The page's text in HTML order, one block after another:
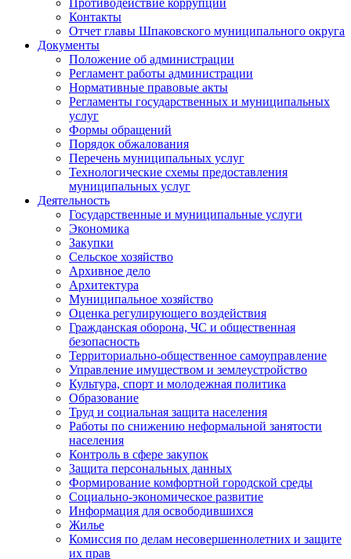
Противодействие коррупции
Контакты
Отчет главы Шпаковского муниципального округа
Документы
Положение об администрации
Регламент работы администрации
Нормативные правовые акты
Регламенты государственных и муниципальных
услуг
Формы обращений
Порядок обжалования
Перечень муниципальных услуг
Технологические схемы предоставления
муниципальных услуг
Деятельность
Государственные и муниципальные услуги
Экономика
Закупки
Сельское хозяйство
Архивное дело
Архитектура
Муниципальное хозяйство
Оценка регулирующего воздействия
Гражданская оборона, ЧС и общественная
безопасность
Территориально-общественное самоуправление
Управление имуществом и землеустройство
Культура, спорт и молодежная политика
Образование
Труд и социальная защита населения
Работы по снижению неформальной занятости
населения
Контроль в сфере закупок
Защита персональных данных
Формирование комфортной городской среды
Социально-экономическое развитие
Информация для освободившихся
Жилье
Комиссия по делам несовершеннолетних и защите
их прав